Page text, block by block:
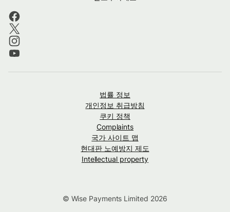
법률 정보
개인정보 취급방침
쿠키 정책
Complaints
국가 사이트 맵
현대판 노예방지 제도
Intellectual property
© Wise Payments Limited 2026